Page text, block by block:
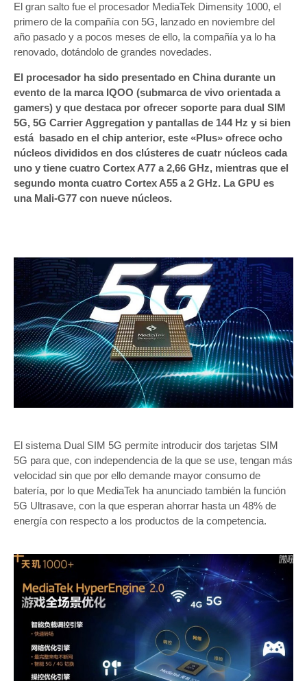
El gran salto fue el procesador MediaTek Dimensity 1000, el
primero de la compañía con 5G, lanzado en noviembre del
año pasado y a pocos meses de ello, la compañía ya lo ha
renovado, dotándolo de grandes novedades.
El procesador ha sido presentado en China durante un
evento de la marca IQOO (submarca de vivo orientada a
gamers) y que destaca por ofrecer soporte para dual SIM
5G, 5G Carrier Aggregation y pantallas de 144 Hz y si bien
está basado en el chip anterior, este «Plus» ofrece ocho
núcleos divididos en dos clústeres de cuatr núcleos cada
uno y tiene cuatro Cortex A77 a 2,66 GHz, mientras que el
segundo monta cuatro Cortex A55 a 2 GHz. La GPU es
una Mali-G77 con nueve núcleos.
El sistema Dual SIM 5G permite introducir dos tarjetas SIM
5G para que, con independencia de la que se use, tengan más
velocidad sin que por ello demande mayor consumo de
batería, por lo que MediaTek ha anunciado también la función
5G Ultrasave, con la que esperan ahorrar hasta un 48% de
energía con respecto a los productos de la competencia.